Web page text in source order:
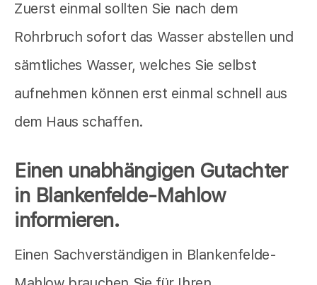
Zuerst einmal sollten Sie nach dem
Rohrbruch sofort das Wasser abstellen und
sämtliches Wasser, welches Sie selbst
aufnehmen können erst einmal schnell aus
dem Haus schaffen.
Einen unabhängigen Gutachter
in Blankenfelde-Mahlow
informieren.
Einen Sachverständigen in Blankenfelde-